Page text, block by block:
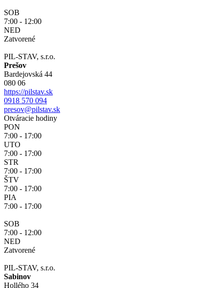
SOB
7:00 - 12:00
NED
Zatvorené
PIL-STAV, s.r.o.
Prešov
Bardejovská 44
080 06
https://pilstav.sk
0918 570 094
presov@pilstav.sk
Otváracie hodiny
PON
7:00 - 17:00
UTO
7:00 - 17:00
STR
7:00 - 17:00
ŠTV
7:00 - 17:00
PIA
7:00 - 17:00
SOB
7:00 - 12:00
NED
Zatvorené
PIL-STAV, s.r.o.
Sabinov
Hollého 34